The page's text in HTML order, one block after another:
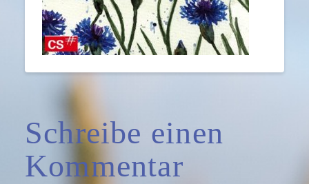
Schreibe einen
Kommentar